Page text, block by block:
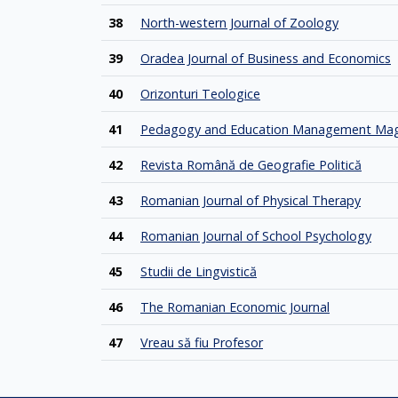
38 North-western Journal of Zoology
39 Oradea Journal of Business and Economics
40 Orizonturi Teologice
41 Pedagogy and Education Management
42 Revista Română de Geografie Politică
43 Romanian Journal of Physical Therapy
44 Romanian Journal of School Psychology
45 Studii de Lingvistică
46 The Romanian Economic Journal
47 Vreau să fiu Profesor